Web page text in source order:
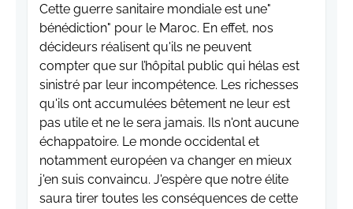
Cette guerre sanitaire mondiale est une"
bénédiction" pour le Maroc. En effet, nos
décideurs réalisent qu'ils ne peuvent
compter que sur l’hôpital public qui hélas est
sinistré par leur incompétence. Les richesses
qu'ils ont accumulées bêtement ne leur est
pas utile et ne le sera jamais. Ils n'ont aucune
échappatoire. Le monde occidental et
notamment européen va changer en mieux
j'en suis convaincu. J'espère que notre élite
saura tirer toutes les conséquences de cette